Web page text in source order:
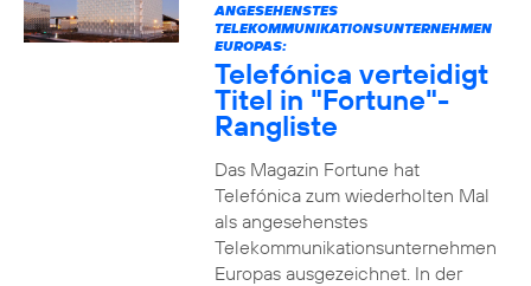
ANGESEHENSTES
TELEKOMMUNIKATIONSUNTERNEHMEN
EUROPAS:
Telefónica verteidigt
Titel in "Fortune"-
Rangliste
Das Magazin Fortune hat
Telefónica zum wiederholten Mal
als angesehenstes
Telekommunikationsunternehmen
Europas ausgezeichnet. In der